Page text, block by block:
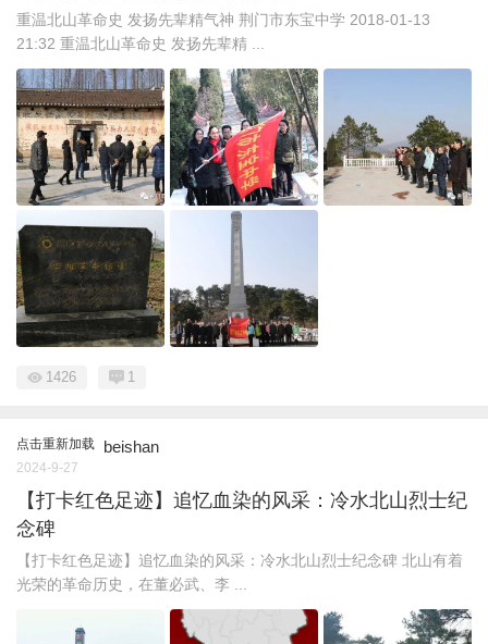
重温北山革命史 发扬先辈精气神 荆门市东宝中学 2018-01-13
21:32 重温北山革命史 发扬先辈精 ...
1426 1
点击重新加载 beishan
2024-9-27
【打卡红色足迹】追忆血染的风采：冷水北山烈士纪
念碑
【打卡红色足迹】追忆血染的风采：冷水北山烈士纪念碑 北山有着
光荣的革命历史，在董必武、李 ...